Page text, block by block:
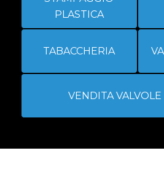
PLASTICA
TABACCHERIA
VENDITA VALVOLE